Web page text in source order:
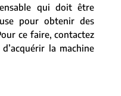
qui doit être
pour obtenir des
ce faire, contactez
la machine